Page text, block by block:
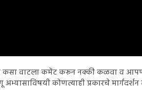
कसा वाटला कमेंट करून नक्की कळवा व
कोणत्याही प्रकारचे